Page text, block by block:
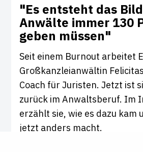
"Es ent­steht das
Anwälte immer 130
geben müssen"
Seit einem Burnout arbeitet
Großkanzleianwältin
Coach für Juristen. Jetzt ist
zurück im Anwaltsberuf. Im
erzählt sie, wie es dazu kam
jetzt anders macht.